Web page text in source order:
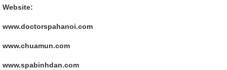
Website:
www.doctorspahanoi.com
www.chuamun.com
www.spabinhdan.com